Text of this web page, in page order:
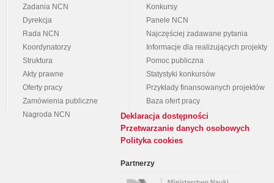
Zadania NCN
Dyrekcja
Rada NCN
Koordynatorzy
Struktura
Akty prawne
Oferty pracy
Zamówienia publiczne
Nagroda NCN
Konkursy
Panele NCN
Najczęściej zadawane pytania
Informacje dla realizujących projekty
Pomoc publiczna
Statystyki konkursów
Przykłady finansowanych projektów
Baza ofert pracy
Deklaracja dostępności
Przetwarzanie danych osobowych
Polityka cookies
Partnerzy